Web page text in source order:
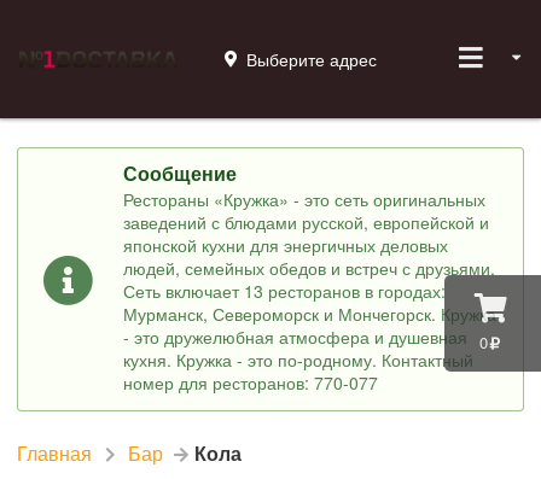
0
Выберите адрес
Сообщение
Рестораны «Кружка» - это сеть оригинальных
заведений с блюдами русской, европейской и
японской кухни для энергичных деловых
людей, семейных обедов и встреч с друзьями.
Сеть включает 13 ресторанов в городах:
Мурманск, Североморск и Мончегорск. Кружка
- это дружелюбная атмосфера и душевная
кухня. Кружка - это по-родному. Контактный
номер для ресторанов: 770-077
Главная Бар Кола